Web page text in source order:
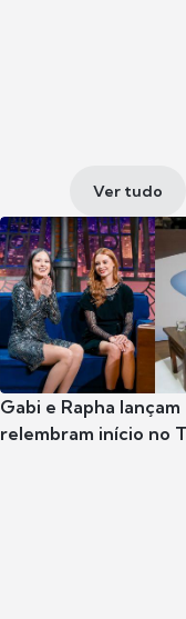
Ver tudo
Gabi e Rapha
relembram início no